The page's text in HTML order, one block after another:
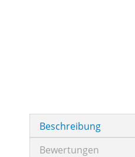
Beschreibung
Bewertungen